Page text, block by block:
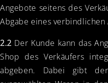
Angebote seitens des
Abgabe eines
2.2 Der Kunde kann das
Shop des Verkäufers
abgeben. Dabei gibt